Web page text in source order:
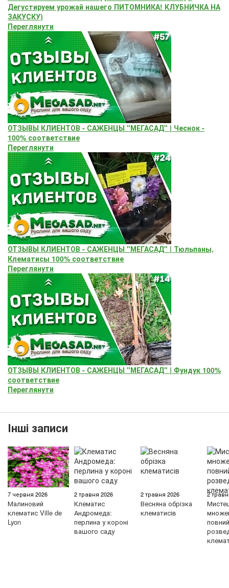
Дегустируем урожай нашего ПИТОМНИКА! КЛУБНИЧКА НА
ЗАКУСКУ)
Переглянути
ОТЗЫВЫ КЛИЕНТОВ - САЖЕНЦЫ "МЕГАСАД" | Чеснок -
100% соответствие
Переглянути
ОТЗЫВЫ КЛИЕНТОВ - САЖЕНЦЫ "МЕГАСАД" | Тюльпаны,
Клематисы 100% соответствие
Переглянути
ОТЗЫВЫ КЛИЕНТОВ - САЖЕНЦЫ "МЕГАСАД" | Фундук 100%
соответствие
Переглянути
Інші записи
7 червня 2026
Малиновий
клематис Ville de
Lyon
2 травня 2026
Клематис
Андромеда:
перлина у короні
вашого саду
2 травня 2026
Весняна обрізка
клематисів
2
повний